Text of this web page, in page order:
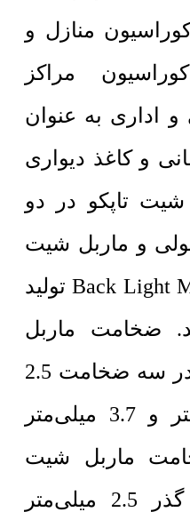
منازل و
مراکز
اداری به عنوان
و کاغذ دیواری
شیت تاپکو در دو
و ماربل شیت
نور گذر Back Light Marble Sheet تولید
ضخامت ماربل
شیت تاپکو کد 1320 در سه ضخامت 2.5
میلی‌متر و 3 میلی‌متر و 3.7 میلی‌متر
ماربل شیت
تاپکو کد 1320 نور گذر 2.5 میلی‌متر